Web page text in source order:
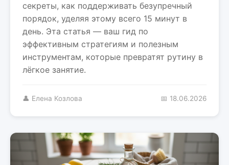
секреты, как поддерживать безупречный
порядок, уделяя этому всего 15 минут в
день. Эта статья — ваш гид по
эффективным стратегиям и полезным
инструментам, которые превратят рутину в
лёгкое занятие.
👤 Елена Козлова 📅 18.06.2026